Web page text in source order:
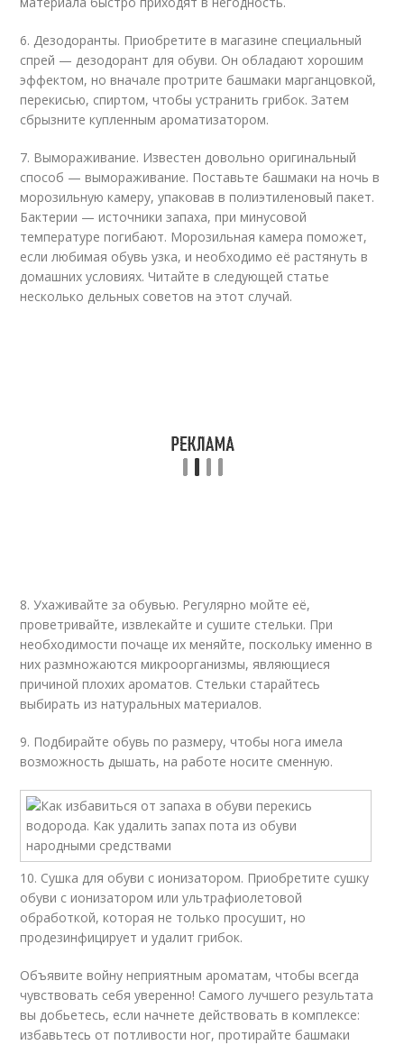
6. Дезодоранты. Приобретите в магазине специальный
спрей — дезодорант для обуви. Он обладают хорошим
эффектом, но вначале протрите башмаки марганцовкой,
перекисью, спиртом, чтобы устранить грибок. Затем
сбрызните купленным ароматизатором.
7. Вымораживание. Известен довольно оригинальный
способ — вымораживание. Поставьте башмаки на ночь в
морозильную камеру, упаковав в полиэтиленовый пакет.
Бактерии — источники запаха, при минусовой
температуре погибают. Морозильная камера поможет,
если любимая обувь узка, и необходимо её растянуть в
домашних условиях. Читайте в следующей статье
несколько дельных советов на этот случай.
8. Ухаживайте за обувью. Регулярно мойте её,
проветривайте, извлекайте и сушите стельки. При
необходимости почаще их меняйте, поскольку именно в
них размножаются микроорганизмы, являющиеся
причиной плохих ароматов. Стельки старайтесь
выбирать из натуральных материалов.
9. Подбирайте обувь по размеру, чтобы нога имела
возможность дышать, на работе носите сменную.
10. Сушка для обуви с ионизатором. Приобретите сушку
обуви с ионизатором или ультрафиолетовой
обработкой, которая не только просушит, но
продезинфицирует и удалит грибок.
Объявите войну неприятным ароматам, чтобы всегда
чувствовать себя уверенно! Самого лучшего результата
вы добьетесь, если начнете действовать в комплексе:
избавьтесь от потливости ног, протирайте башмаки